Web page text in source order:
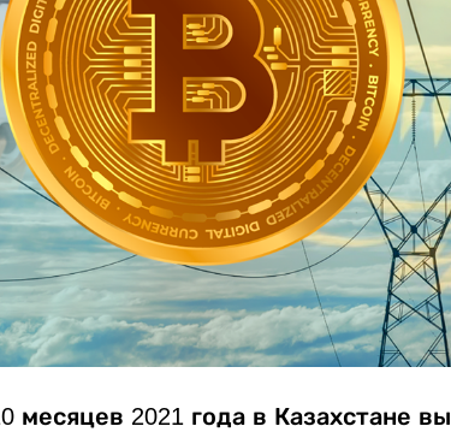
месяцев 2021 года в Казахстане